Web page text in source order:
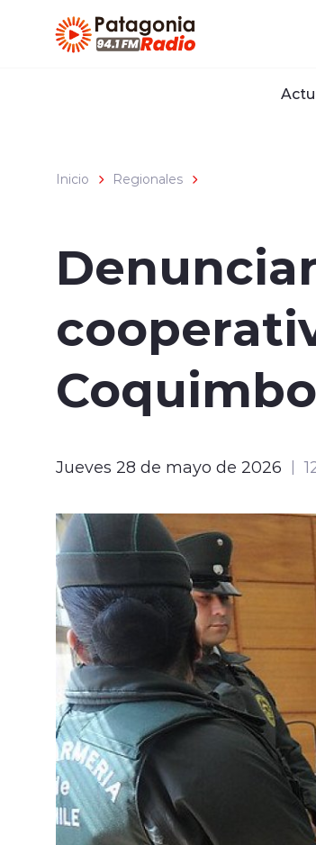
Inicio Regionales
Jueves 28 de mayo de 2026